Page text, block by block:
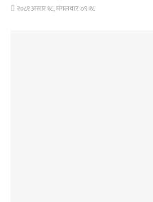
२०८१ असार १८, मंगलवार ०९:१८